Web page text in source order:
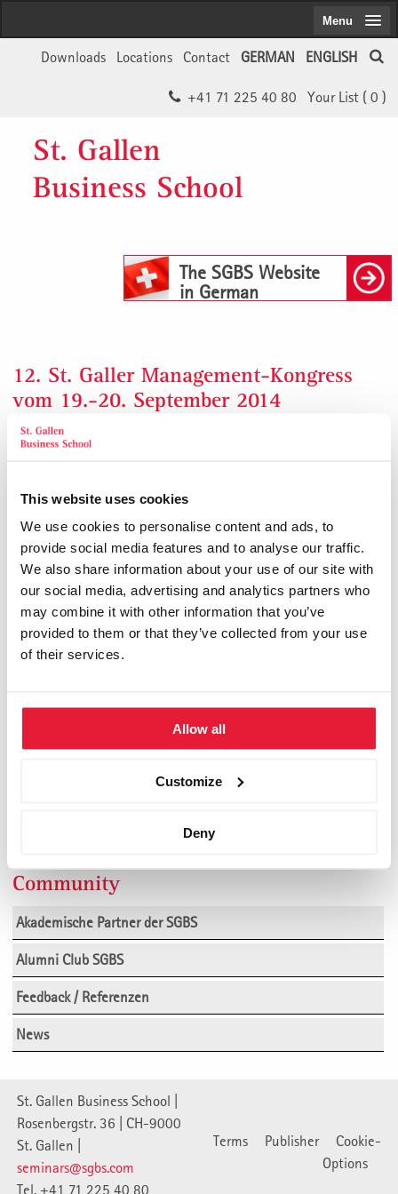
This website uses cookies
We use cookies to personalise content and ads, to
provide social media features and to analyse our traffic.
We also share information about your use of our site with
our social media, advertising and analytics partners who
may combine it with other information that you’ve
provided to them or that they’ve collected from your use
of their services.
Allow all
Customize
Deny
ENGLISH
GERMAN
Contact
Locations
Downloads
Your List ( 0 )
+41 71 225 40 80
St. Gallen
Business School
The SGBS Website
in German
Menu
12. St. Galler Management-Kongress
vom 19.-20. September 2014
bySGBS-News
Der 12. St. Galler Management-Kongress findet zum Thema
Wie wir uns als Marke positionieren – Das Branding von
Unternehmen und Führungskräften" statt.
Wir freuen uns auf spannende Beiträge von Seiten Prof. Dr.
Franz-Rudolf Esch (ESCH – The Brand Consultants), Robert
Heinzer (Victorinox), Dr. Hendrik Harte (Coca-Cola), Dr.
Käse). Der Kongress startet ab 09.30 Uhr (Begrüssungskaffee)
in der Kantonsratssaal St. Gallen (Klosterbezirk).
Community
Akademische Partner der SGBS
Alumni Club SGBS
Feedback / Referenzen
News
St. Gallen Business School |
Rosenbergstr. 36 | CH-9000
St. Gallen |
seminars@sgbs.com
Tel. +41 71 225 40 80
Terms Publisher
Cookie-
Options